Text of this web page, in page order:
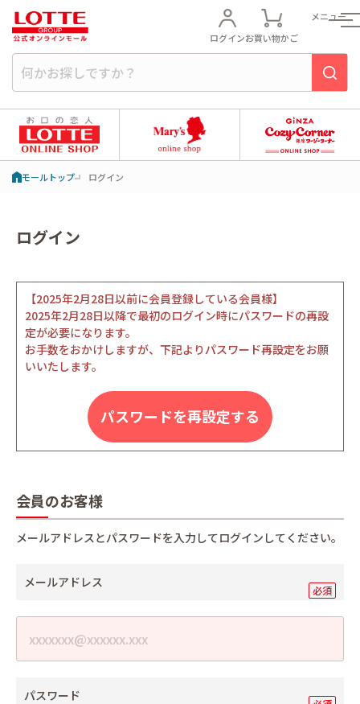
ログインお買い物かご
メニュー
モールトップ ログイン
ログイン
【2025年2月28日以前に会員登録している会員様】
2025年2月28日以降で最初のログイン時にパスワードの再設
定が必要になります。
お手数をおかけしますが、下記よりパスワード再設定をお願
いいたします。
パスワードを再設定する
会員のお客様
メールアドレスとパスワードを入力してログインしてください。
メールアドレス
パスワード